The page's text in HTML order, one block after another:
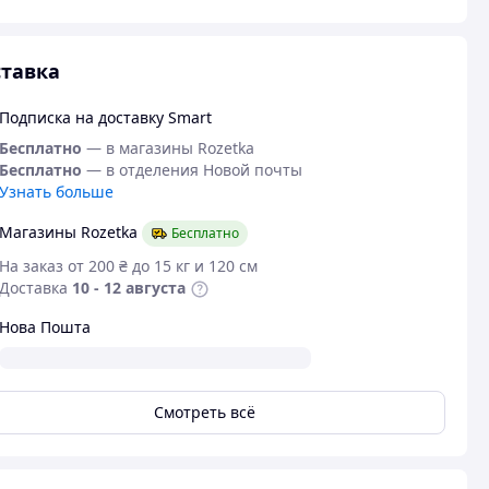
на доставку Smart
— в магазины Rozetka
— в отделения Новой почты
больше
Rozetka
Бесплатно
заказ от 200 ₴ до 15 кг и 120 см
10 - 12 августа
Пошта
Смотреть всё